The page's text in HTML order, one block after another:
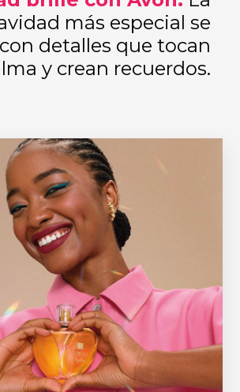
más especial se
detalles que tocan
y crean recuerdos.